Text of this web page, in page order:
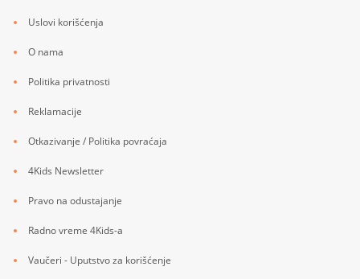
Uslovi korišćenja
O nama
Politika privatnosti
Reklamacije
Otkazivanje / Politika povraćaja
4Kids Newsletter
Pravo na odustajanje
Radno vreme 4Kids-a
Vaučeri - Uputstvo za korišćenje